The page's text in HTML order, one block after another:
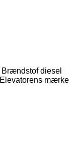
Brændstof diesel
Elevatorens mærke